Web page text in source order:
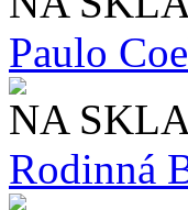
Paulo
NA
Rodinná